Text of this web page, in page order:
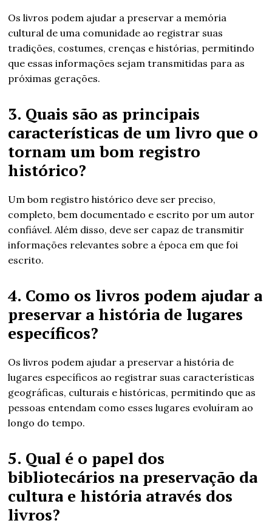
Os livros podem ajudar a preservar a memória
cultural de uma comunidade ao registrar suas
tradições, costumes, crenças e histórias, permitindo
que essas informações sejam transmitidas para as
próximas gerações.
3. Quais são as principais
características de um livro que o
tornam um bom registro
histórico?
Um bom registro histórico deve ser preciso,
completo, bem documentado e escrito por um autor
confiável. Além disso, deve ser capaz de transmitir
informações relevantes sobre a época em que foi
escrito.
4. Como os livros podem ajudar a
preservar a história de lugares
específicos?
Os livros podem ajudar a preservar a história de
lugares específicos ao registrar suas características
geográficas, culturais e históricas, permitindo que as
pessoas entendam como esses lugares evoluíram ao
longo do tempo.
5. Qual é o papel dos
bibliotecários na preservação da
cultura e história através dos
livros?